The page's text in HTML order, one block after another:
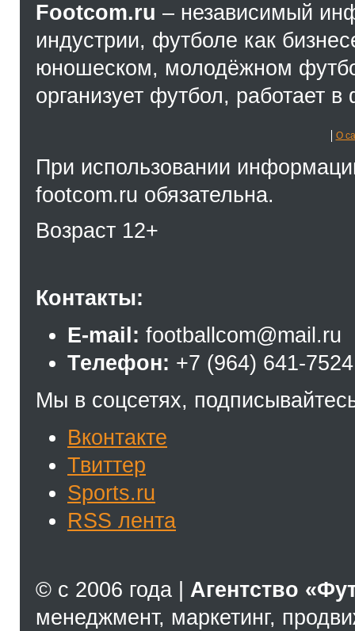
Footcom.ru – независимый
индустрии, футболе как
юношеском, молодёжном
организует футбол, работает
О
При использовании
footcom.ru обязательна.
Возраст 12+
Контакты:
E-mail: footballcom@mail.ru
Телефон: +7 (964) 641-7524
Мы в соцсетях,
Вконтакте
Твиттер
Sports.ru
RSS лента
© с 2006 года | Агентство
менеджмент, маркетинг,